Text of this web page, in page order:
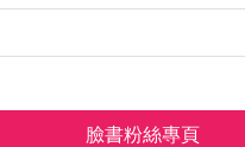
臉書粉絲專頁